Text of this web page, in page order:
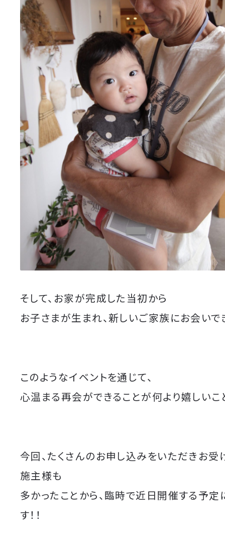
そして、お家が完成した当初から
お子さまが生まれ、新しいご家族にお会い
このようなイベントを通じて、
心温まる再会ができることが何より嬉しいこ
今回、たくさんのお申し込みをいただきお受
施主様も
多かったことから、臨時で近日開催する予定
す！！